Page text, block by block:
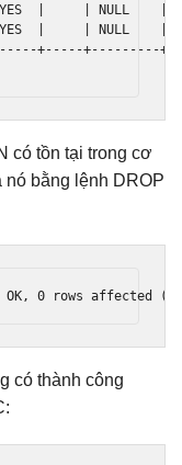
YES NULL
YES NULL
+-----+---------
có tồn tại trong cơ
bằng lệnh DROP
OK, 0 rows affected
có thành công